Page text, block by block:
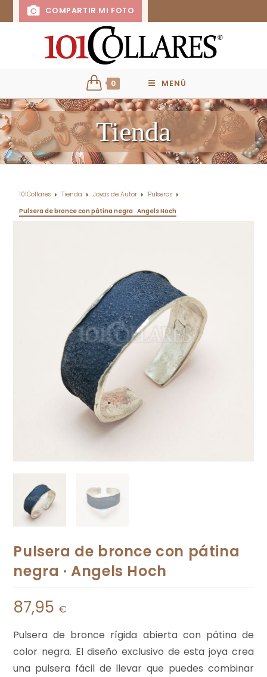
COMPARTIR MI FOTO
0 MENÚ
Tienda
101Collares Tienda Joyas de Autor
Pulseras
Pulsera de bronce con pátina negra · Angels Hoch
Pulsera de bronce con pátina
negra · Angels Hoch
87,95 €
Pulsera de bronce rígida abierta con pátina de
color negra. El diseño exclusivo de esta joya crea
una pulsera fácil de llevar que puedes combinar